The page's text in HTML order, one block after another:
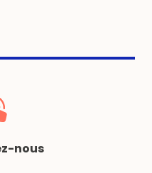
du
du
nous